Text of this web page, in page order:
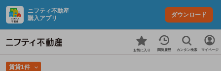
ニフティ不動産
購入アプリ
ダウンロード
お気に入り 閲覧履歴 カンタン検索 マイページ
賃貸1件